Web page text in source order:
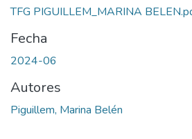
TFG PIGUILLEM_MARINA
Fecha
2024-06
Autores
Piguillem, Marina Belén